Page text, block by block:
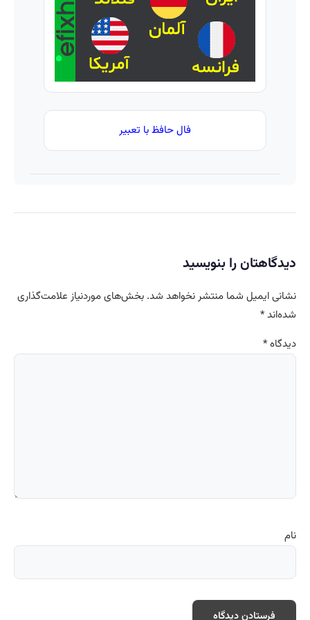
واقعی*
نتیجه‌ای
طبیعی
فال حافظ با تعبیر
دیدگاهتان را بنویسید
نشانی ایمیل شما منتشر نخواهد شد. بخش‌های موردنیاز علامت‌گذاری
شده‌اند*
دیدگاه*
نام